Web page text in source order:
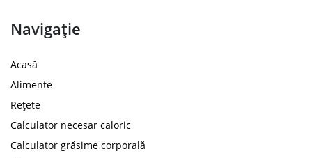
Navigație
Acasă
Alimente
Rețete
Calculator necesar caloric
Calculator grăsime corporală